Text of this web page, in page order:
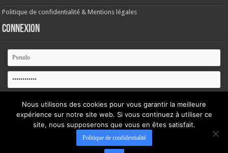
Politique de confidentialité & Mentions légales
Connexion
Se souvenir de moi
Mot de passe oublié ?
Nous utilisons des cookies pour vous garantir la meilleure
expérience sur notre site web. Si vous continuez à utiliser ce
site, nous supposerons que vous en êtes satisfait.
Politique de confidentialité